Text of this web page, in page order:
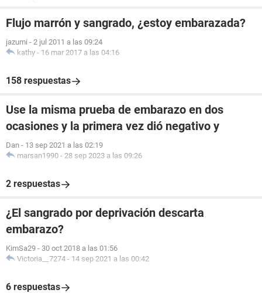
Flujo marrón y sangrado, ¿estoy embarazada?
jazumi - 2 jul 2011 a las 09:24
kathy - 16 mar 2017 a las 04:16
158 respuestas
Use la misma prueba de embarazo en dos
ocasiones y la primera vez dió negativo y
Dan - 13 sep 2021 a las 02:19
marsan1990 - 28 sep 2023 a las 09:26
2 respuestas
¿El sangrado por deprivación descarta
embarazo?
KimSa29 - 30 oct 2018 a las 01:56
Victoria__7274 - 14 sep 2021 a las 00:42
6 respuestas